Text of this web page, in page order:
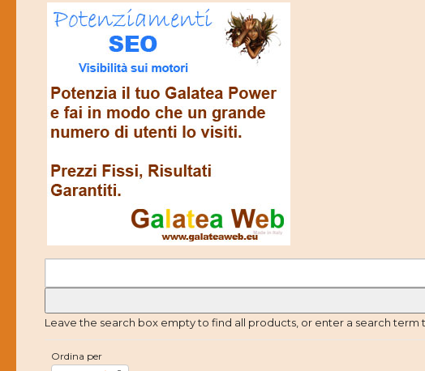
Leave the search box empty to find all products, or enter a search term
Ordina per